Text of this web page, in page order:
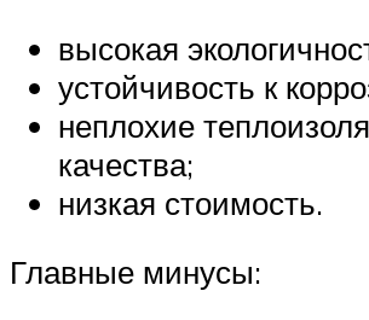
высокая
устойчивость к
неплохие
качества;
низкая стоимость.
Главные минусы: